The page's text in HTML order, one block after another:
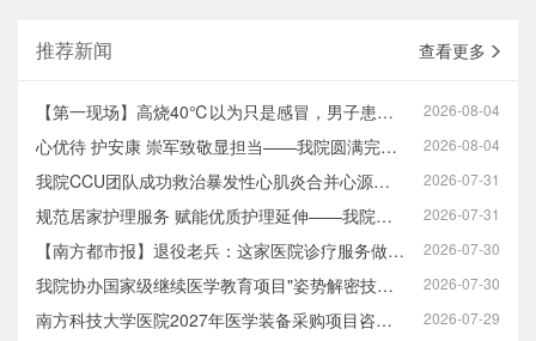
推荐新闻 查看更多
2026-08-04
【第一现场】高烧40℃以为只是感冒，男子患暴发性心肌炎心脏差点“停工”
2026-08-04
心优待 护安康 崇军致敬显担当——我院圆满完成八一建军节系列拥军优抚活动
2026-07-31
我院CCU团队成功救治暴发性心肌炎合并心源性休克高危患者
2026-07-31
规范居家护理服务 赋能优质护理延伸——我院开展2026年互联网+护理服务专…
2026-07-30
【南方都市报】退役老兵：这家医院诊疗服务做到了心坎上
2026-07-30
我院协办国家级继续医学教育项目"姿势解密技术在膝关节疾病中的应用培训…
2026-07-29
南方科技大学医院2027年医学装备采购项目咨询服务市场调研公告